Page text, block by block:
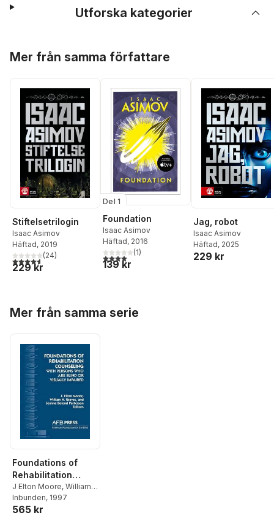
Utforska kategorier
Mer från samma författare
Stiftelsetrilogin
Isaac Asimov
Häftad, 2019
4,6utav 5 stjärnor. Totalt antal röster:
(24)
229 kr
Del 1
Foundation
Isaac Asimov
Häftad, 2016
4,0utav 5 stjärnor. Totalt antal röster:
(1)
139 kr
Jag, robot
Isaac Asimov
Häftad, 2025
229 kr
Mer från samma serie
Foundations of
Rehabilitation
Counseling with
Persons Who Are
Blind or Visually
J Elton Moore, William
H Graves, Jeanne
Boland Patterson
Inbunden, 1997
565 kr